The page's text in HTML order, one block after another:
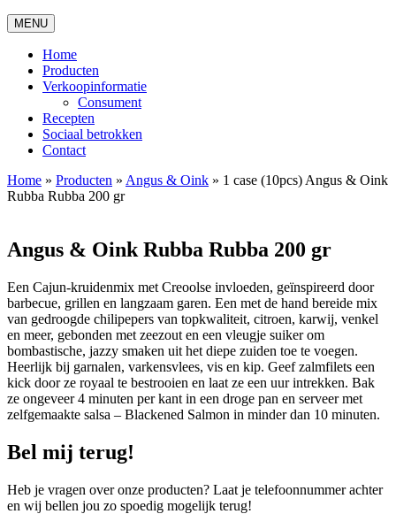
MENU
Home
Producten
Verkoopinformatie
Consument
Recepten
Sociaal betrokken
Contact
Home » Producten » Angus & Oink » 1 case (10pcs) Angus & Oink
Rubba Rubba 200 gr
Angus & Oink Rubba Rubba 200 gr
Een Cajun-kruidenmix met Creoolse invloeden, geïnspireerd door
barbecue, grillen en langzaam garen. Een met de hand bereide mix
van gedroogde chilipepers van topkwaliteit, citroen, karwij, venkel
en meer, gebonden met zeezout en een vleugje suiker om
bombastische, jazzy smaken uit het diepe zuiden toe te voegen.
Heerlijk bij garnalen, varkensvlees, vis en kip. Geef zalmfilets een
kick door ze royaal te bestrooien en laat ze een uur intrekken. Bak
ze ongeveer 4 minuten per kant in een droge pan en serveer met
zelfgemaakte salsa – Blackened Salmon in minder dan 10 minuten.
Bel mij terug!
Heb je vragen over onze producten? Laat je telefoonnummer achter
en wij bellen jou zo spoedig mogelijk terug!